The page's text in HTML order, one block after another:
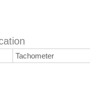
Tachometer